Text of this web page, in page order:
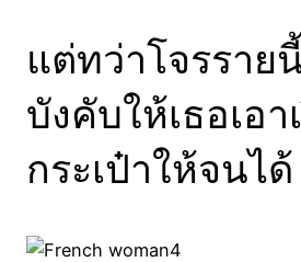
แต่ทว่าโจรราย
บังคับให้เธอเอา
กระเป๋าให้จนได้